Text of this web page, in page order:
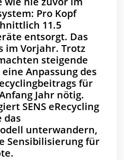
Pro Kopf
11.5
entsorgt. Das
im Vorjahr. Trotz
steigende
Anpassung des
für
Jahr nötig.
SENS eRecycling
das
unterwandern,
Sensibilisierung für